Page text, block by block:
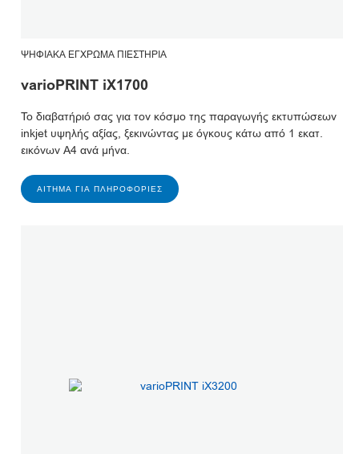
ΨΗΦΙΑΚΆ ΈΓΧΡΩΜΑ ΠΙΕΣΤΉΡΙΑ
varioPRINT iX1700
Το διαβατήριό σας για τον κόσμο της παραγωγής εκτυπώσεων
inkjet υψηλής αξίας, ξεκινώντας με όγκους κάτω από 1 εκατ.
εικόνων A4 ανά μήνα.
ΑΊΤΗΜΑ ΓΙΑ ΠΛΗΡΟΦΟΡΊΕΣ